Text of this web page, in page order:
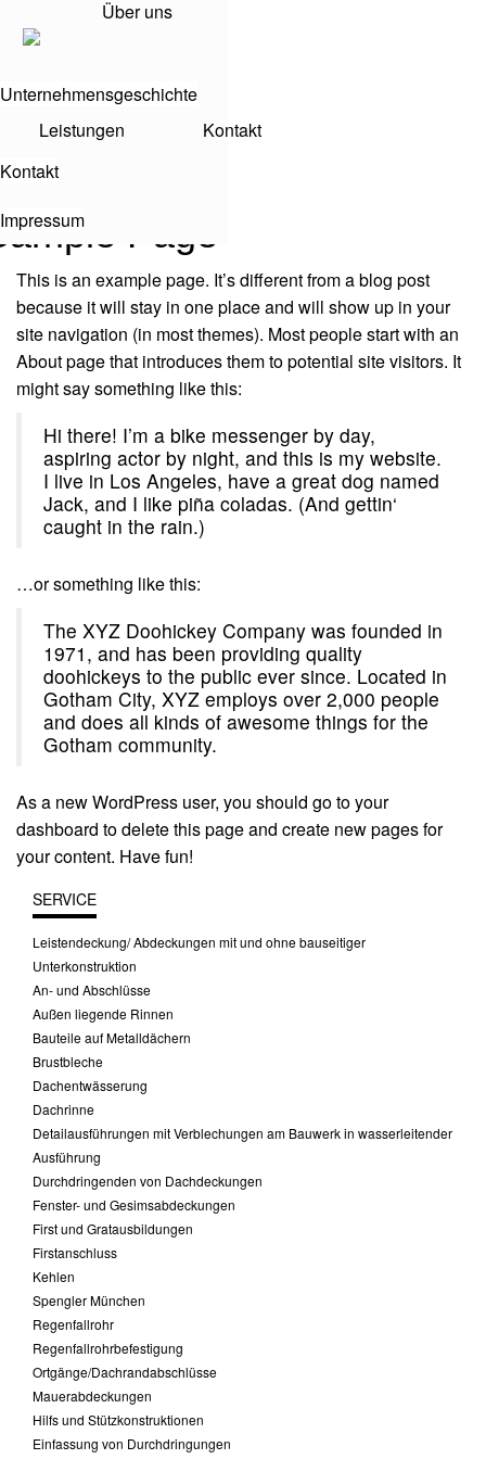
Über uns
Unternehmensgeschichte
Leistungen
Kontakt
Kontakt
Impressum
Unternehmensgeschichte
Leistungen
Kontakt
Impressum
Page
This is an example page. It’s different from a blog post
because it will stay in one place and will show up in your
site navigation (in most themes). Most people start with an
About page that introduces them to potential site visitors. It
might say something like this:
Hi there! I’m a bike messenger by day,
aspiring actor by night, and this is my website.
I live in Los Angeles, have a great dog named
Jack, and I like piña coladas. (And gettin‘
caught in the rain.)
…or something like this:
The XYZ Doohickey Company was founded in
1971, and has been providing quality
doohickeys to the public ever since. Located in
Gotham City, XYZ employs over 2,000 people
and does all kinds of awesome things for the
Gotham community.
As a new WordPress user, you should go toyour
dashboard to delete this page and create new pages for
your content. Have fun!
SERVICE
Leistendeckung/ Abdeckungen mit und ohne bauseitiger
Unterkonstruktion
An- und Abschlüsse
Außen liegende Rinnen
Bauteile auf Metalldächern
Brustbleche
Dachentwässerung
Dachrinne
Detailausführungen mit Verblechungen am Bauwerk in wasserleitender
Ausführung
Durchdringenden von Dachdeckungen
Fenster- und Gesimsabdeckungen
First und Gratausbildungen
Firstanschluss
Kehlen
Spengler München
Regenfallrohr
Regenfallrohrbefestigung
Ortgänge/Dachrandabschlüsse
Mauerabdeckungen
Hilfs und Stützkonstruktionen
Einfassung von Durchdringungen